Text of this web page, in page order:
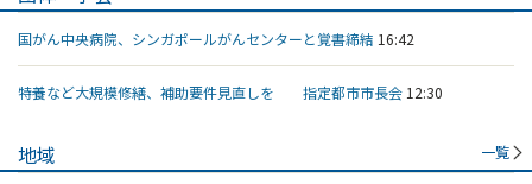
国がん中央病院、シンガポールがんセンターと覚書締結 16:42
特養など大規模修繕、補助要件見直しを 指定都市市長会 12:30
地域 一覧